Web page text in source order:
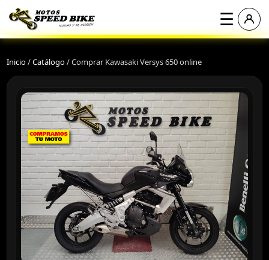
☰
Inicio/Catálogo/Comprar Kawasaki Versys 650 online